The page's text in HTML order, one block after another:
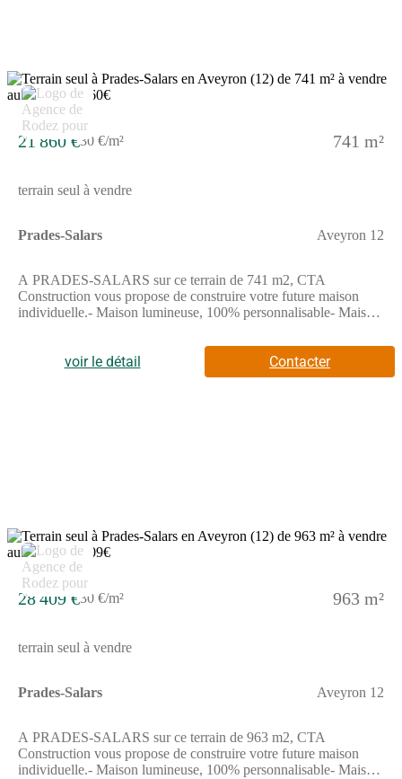
21 860 €30 €/m² 741 m²
terrain seul à vendre
Prades-Salars Aveyron 12
A PRADES-SALARS sur ce terrain de 741 m2, CTA
Construction vous propose de construire votre future maison
individuelle.- Maison lumineuse, 100% personnalisable- Maison
de décoration par une architecte d’intérieur offerte.Demandez
votre étude gratuite pour votre projet de construction !Contactez
notre agence au (Numéro supprimé) (Agence de Rodez - CTA
voir le détail Contacter
28 409 €30 €/m² 963 m²
terrain seul à vendre
Prades-Salars Aveyron 12
A PRADES-SALARS sur ce terrain de 963 m2, CTA
Construction vous propose de construire votre future maison
individuelle.- Maison lumineuse, 100% personnalisable- Maison